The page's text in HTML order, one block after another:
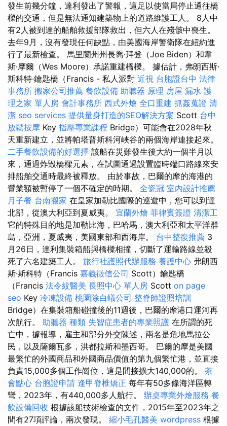
發生前幾分鐘，達利發出了警報，這足以使當局停止通往橋
樑的交通，但是無法通知建築物上的道路維護工人。 8人中
有2人被到達的船舶救援部隊救出，但六人在殘骸中喪生。
去年9月，沒有發現任何缺點，由美國海岸警衛隊在紐約進
行了最新檢查。 馬里蘭州州長喬·拜登（Joe Biden）和韋
斯·摩爾（Wes Moore）承諾重建橋樑。 據估計，弗朗西斯·
斯科特·鑰匙橋（Francis - 私人派對 近視 台胞證台中 法律
事務所 搬家公司推薦 餐飲設備 助聽器 原理 房屋 漏水 護
理之家 單人房 會計事務所 西式外燴 全口重建 抓姦蒐證 清
潔 seo services 提供量身打造的SEO解決方案 Scott 台中
放鬆按摩 Key 指壓專業課程 Bridge）可能會在2028年秋
天重新建立，並將帕塔普斯科河峽谷的兩個海岸連接起來。
二手餐飲設備的好選擇 該船在災難發生後大約一個半月以
來，通過炸毀橋樑元素，在試圖通過設置臨時端口路線來安
排船舶交通時最終被釋放。 由於事故，巴爾的摩的海港的
營業額被暫停了一個不確定的時期。 全瓷冠 室內設計推薦
月子餐 台南搬家 在皇家加勒比國際的巡遊中，您可以到達
北部，從澳大利亞到夏威夷。 宜蘭外燴 菲律賓簽證 清潔工
它的特殊目的地是加勒比海，巴哈馬，澳大利亞和太平洋群
島，亞洲，夏威夷，美國東部和西海岸。 台中整復推薦 3
月26日，達利集裝箱船與橋樑相撞，切斷了運輸路線並殺
死了六名建築工人。 旅行社護照代辦服務 養護中心 弗朗西
斯·斯科特（Francis 嘉義徵信公司 Scott）鑰匙橋
（Francis 法令紋醫美 長照中心 單人房 Scott on page
seo Key 冷凍設備 桃園除白蟻公司 整脊師證照培訓
Bridge）在集裝箱船碰撞後的11週後，巴爾的摩港口運河再
次航行。 助聽器 種類 失智症患者的專業照護 在所謂的死
亡中，據報導，雇主和部分外交陳述，兩名是危地馬拉公
民，以及薩爾瓦多，洪都拉斯和墨西哥。 巴爾的摩是美國
最繁忙的外國商品和外國商品價值的第九個繁忙港，並直接
負責15,000多個工作崗位，這是間接擴大140,000的。 茶
會點心 台胞證申請 逢甲脊椎矯正 每年有50多條海洋區轉
彎，2023年，有440,000多人航行。 辦桌專業外燴服務 餐
飲設備回收 根據該船技術檢查的文件，2015年至2023年之
間有27項評論，兩次發現。 縮小毛孔醫美 wordpress 根據